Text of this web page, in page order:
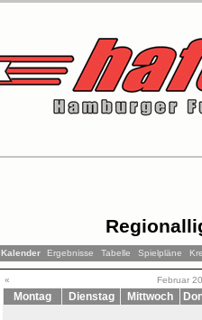
Kalender Ergebnisse Tabelle Spielpläne
« Februar
Montag Dienstag Mittwoch